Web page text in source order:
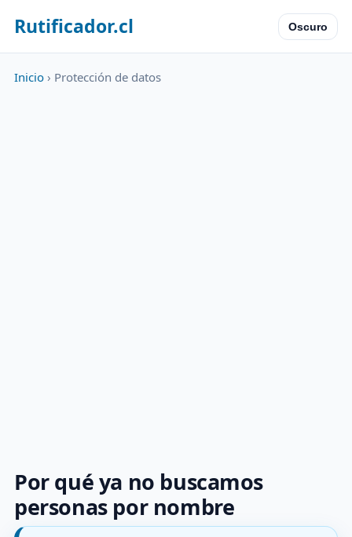
Rutificador.cl Oscuro
Inicio › Protección de datos
Por qué ya no buscamos
personas por nombre